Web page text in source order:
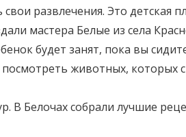
развлечения. Это
мастера Белые из села
будет занят, пока вы
животных, которых
В Белочах собрали лучшие